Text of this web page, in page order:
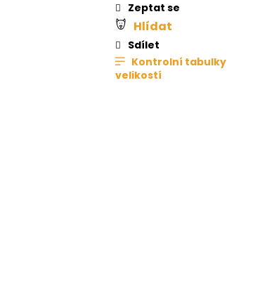
Zeptat se
Hlídat
Sdílet
Kontrolní tabulky
velikostí